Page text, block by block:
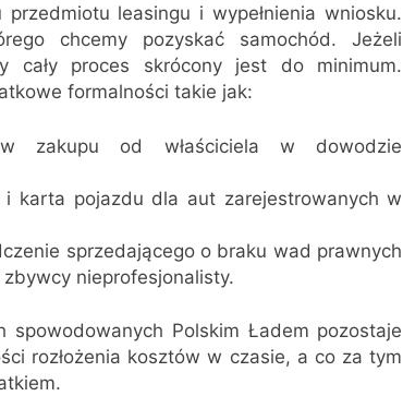
leasingu i wypełnienia wniosku.
chcemy pozyskać samochód. Jeżeli
cały proces skrócony jest do minimum.
formalności takie jak:
zakupu od właściciela w dowodzie
i karta pojazdu dla aut zarejestrowanych w
sprzedającego o braku wad prawnych
nieprofesjonalisty.
Polskim Ładem pozostaje
rozłożenia kosztów w czasie, a co za tym